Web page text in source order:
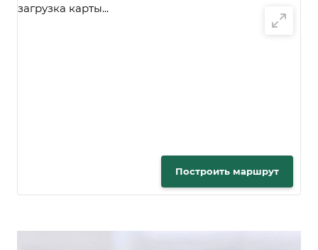
загрузка карты...
Построить маршрут